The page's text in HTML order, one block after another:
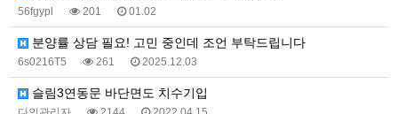
56fgypl 201 01.02
분양률 상담 필요! 고민 중인데 조언 부탁드립니다
6s0216T5 261 2025.12.03
슬림3연동문 바단면도 치수기입